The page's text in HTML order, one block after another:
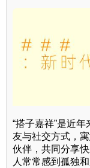
“搭子嘉祥”是近
友与社交方式，
伙伴，共同分享
人常常感到孤独